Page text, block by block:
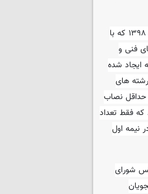
همچنین در ۱۲ آذر ماه سال ۱۴۰۰ تعدادی از داوطلبان آزمون سراسری ۱۴۰۰ و سال‌های ۱۳۹۹ و ۱۳۹۸ که با
فنی و
ایجاد شده
های
حداقل نصاب
فقط تعداد
و لذا در نیمه اول
۹۰ قانون اساسی مجلس‌ شورای